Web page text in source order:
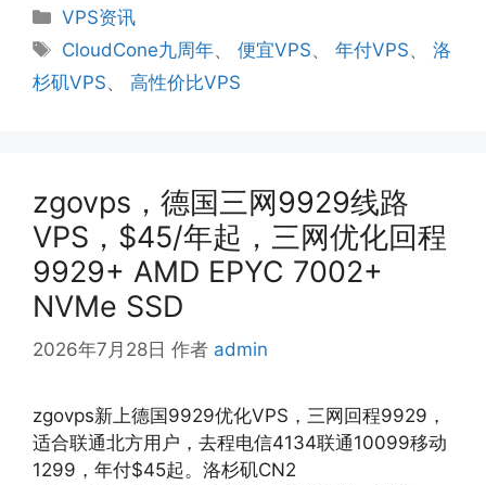
分
类
VPS资讯
标
签
CloudCone九周年、便宜VPS、年付VPS、洛
杉矶VPS、 高性价比VPS
zgovps，德国三网9929线路
VPS，$45/年起，三网优化回程
9929+ AMD EPYC 7002+
NVMe SSD
2026年7月28日 作者 admin
zgovps新上德国9929优化VPS，三网回程9929，
适合联通北方用户，去程电信4134联通10099移动
1299，年付$45起。洛杉矶CN2